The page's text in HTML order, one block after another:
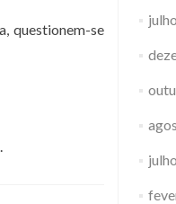
questionem-se